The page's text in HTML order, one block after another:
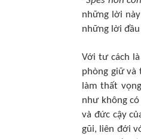
những lời
những lời đầu
Với tư cách
phòng giữ và
làm thất
như không
và đức cậy
gũi, liên đới